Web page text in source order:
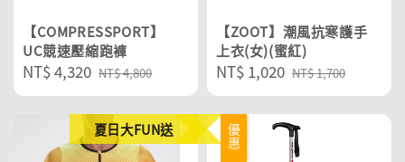
【COMPRESSPORT】
UC競速壓縮跑褲
Sale
price
NT$ 4,320 Regular
price
NT$ 4,800
【ZOOT】潮風抗寒護手
上衣(女)(蜜紅)
Sale
price
NT$ 1,020 Regular
price
NT$ 1,700
夏日大FUN送 優惠